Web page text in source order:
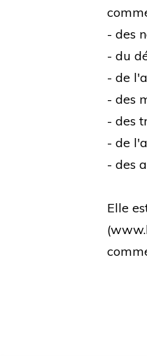
- des
- du
- de
- des
- des
- de
- des
Elle
(